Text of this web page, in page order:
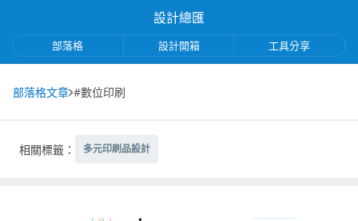
設計總匯
部落格 設計開箱 工具分享
部落格文章 #數位印刷
相關標籤： 多元印刷品設計